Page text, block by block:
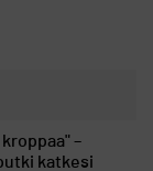
–
katkesi